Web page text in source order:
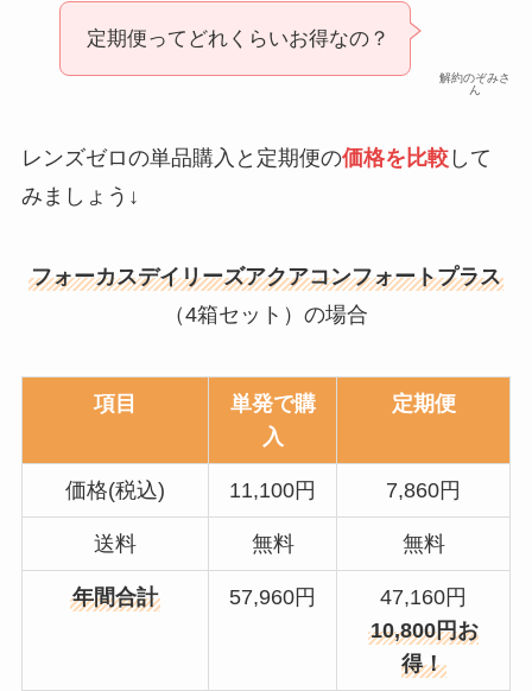
解約のぞみさ
ん
定期便ってどれくらいお得なの？
レンズゼロの単品購入と定期便の価格を比較して
みましょう↓
フォーカスデイリーズアクアコンフォートプラス
（4箱セット）の場合
項目
単発で購
入
定期便
価格(税込) 11,100円 7,860円
送料 無料 無料
年間合計 57,960円
47,160円
10,800円お
得！